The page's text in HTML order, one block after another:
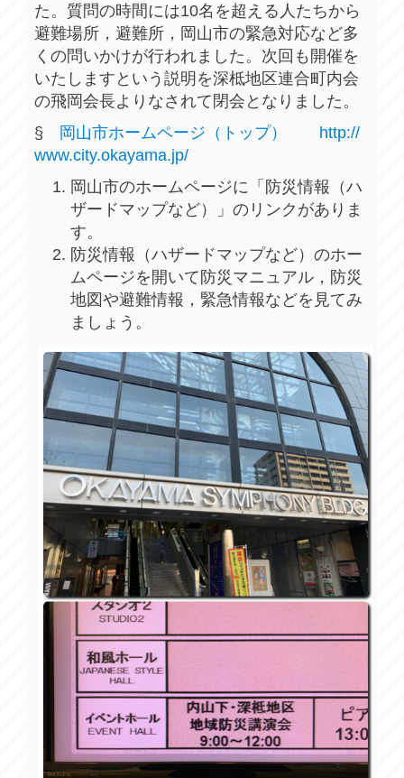
た。質問の時間には10名を超える人たちから
避難場所，避難所，岡山市の緊急対応など多
くの問いかけが行われました。次回も開催を
いたしますという説明を深柢地区連合町内会
の飛岡会長よりなされて閉会となりました。
§
岡山市ホームページ（トップ） http://
www.city.okayama.jp/
岡山市のホームページに「防災情報（ハ
ザードマップなど）」のリンクがありま
す。
防災情報（ハザードマップなど）のホー
ムページを開いて防災マニュアル，防災
地図や避難情報，緊急情報などを見てみ
ましょう。